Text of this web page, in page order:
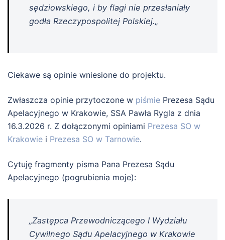
sędziowskiego, i by flagi nie przesłaniały
godła Rzeczypospolitej Polskiej.„
Ciekawe są opinie wniesione do projektu.
Zwłaszcza opinie przytoczone w piśmie Prezesa Sądu
Apelacyjnego w Krakowie, SSA Pawła Rygla z dnia
16.3.2026 r. Z dołączonymi opiniami Prezesa SO w
Krakowie i Prezesa SO w Tarnowie.
Cytuję fragmenty pisma Pana Prezesa Sądu
Apelacyjnego (pogrubienia moje):
„Zastępca Przewodniczącego I Wydziału
Cywilnego Sądu Apelacyjnego w Krakowie